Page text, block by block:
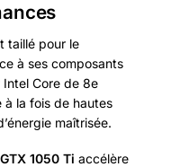
taillé pour le
à ses composants
Core de 8e
la fois de hautes
maîtrisée.
1050 Ti accélère